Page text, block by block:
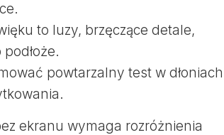
to luzy, brzęczące detale,
powtarzalny test w
ekranu wymaga rozróżnienia